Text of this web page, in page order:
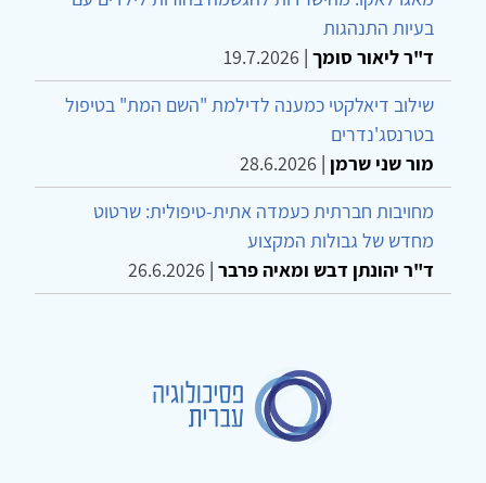
בעיות התנהגות
ד"ר ליאור סומך |
19.7.2026
שילוב דיאלקטי כמענה לדילמת "השם המת" בטיפול
בטרנסג'נדרים
מור שני שרמן |
28.6.2026
מחויבות חברתית כעמדה אתית-טיפולית: שרטוט
מחדש של גבולות המקצוע
ד"ר יהונתן דבש ומאיה פרבר |
26.6.2026